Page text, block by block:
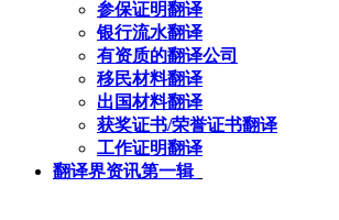
参保证明翻译
银行流水翻译
有资质的翻译公司
移民材料翻译
出国材料翻译
获奖证书/荣誉证书翻译
工作证明翻译
翻译界资讯第一辑